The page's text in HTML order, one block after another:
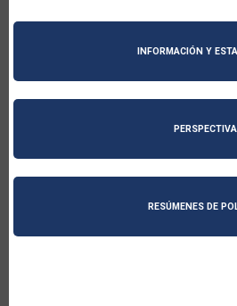
INFORMACIÓN Y
RESÚMENES DE